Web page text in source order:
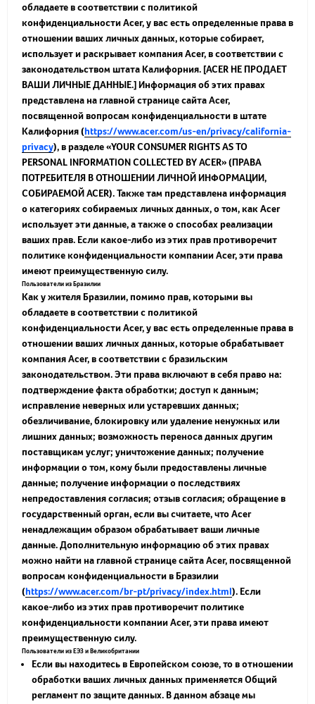
обладаете в соответствии с политикой
конфиденциальности Acer, у вас есть определенные права в
отношении ваших личных данных, которые собирает,
использует и раскрывает компания Acer, в соответствии с
законодательством штата Калифорния. [ACER НЕ ПРОДАЕТ
ВАШИ ЛИЧНЫЕ ДАННЫЕ.] Информация об этих правах
представлена на главной странице сайта Acer,
посвященной вопросам конфиденциальности в штате
Калифорния (https://www.acer.com/us-en/privacy/california-
privacy), в разделе «YOUR CONSUMER RIGHTS AS TO
PERSONAL INFORMATION COLLECTED BY ACER» (ПРАВА
ПОТРЕБИТЕЛЯ В ОТНОШЕНИИ ЛИЧНОЙ ИНФОРМАЦИИ,
СОБИРАЕМОЙ ACER). Также там представлена информация
о категориях собираемых личных данных, о том, как Acer
использует эти данные, а также о способах реализации
ваших прав. Если какое-либо из этих прав противоречит
политике конфиденциальности компании Acer, эти права
имеют преимущественную силу.
Пользователи из Бразилии
Как у жителя Бразилии, помимо прав, которыми вы
обладаете в соответствии с политикой
конфиденциальности Acer, у вас есть определенные права в
отношении ваших личных данных, которые обрабатывает
компания Acer, в соответствии с бразильским
законодательством. Эти права включают в себя право на:
подтверждение факта обработки; доступ к данным;
исправление неверных или устаревших данных;
обезличивание, блокировку или удаление ненужных или
лишних данных; возможность переноса данных другим
поставщикам услуг; уничтожение данных; получение
информации о том, кому были предоставлены личные
данные; получение информации о последствиях
непредоставления согласия; отзыв согласия; обращение в
государственный орган, если вы считаете, что Acer
ненадлежащим образом обрабатывает ваши личные
данные. Дополнительную информацию об этих правах
можно найти на главной странице сайта Acer, посвященной
вопросам конфиденциальности в Бразилии
(https://www.acer.com/br-pt/privacy/index.html). Если
какое-либо из этих прав противоречит политике
конфиденциальности компании Acer, эти права имеют
преимущественную силу.
Пользователи из ЕЭЗ и Великобритании
Если вы находитесь в Европейском союзе, то в отношении
обработки ваших личных данных применяется Общий
регламент по защите данных. В данном абзаце мы